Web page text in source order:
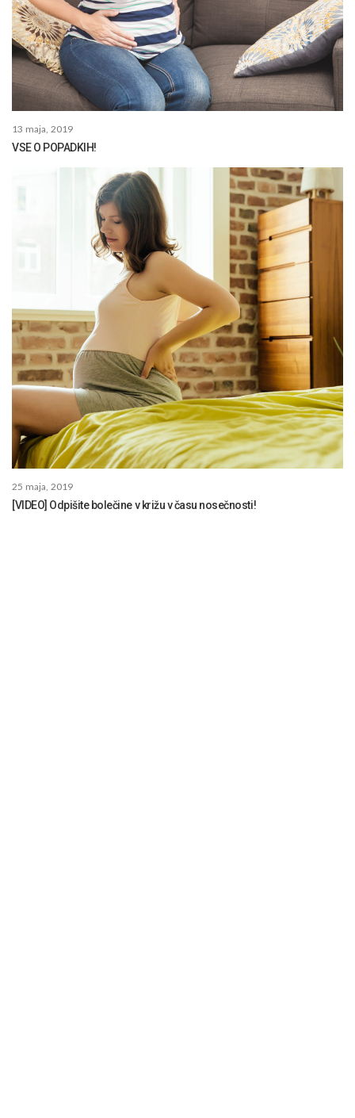
13 maja, 2019
VSE O POPADKIH!
25 maja, 2019
[VIDEO] Odpišite bolečine v križu v času nosečnosti!